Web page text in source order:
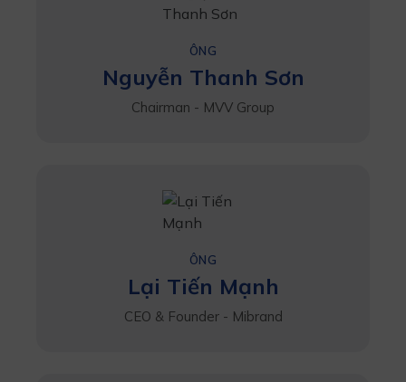
ÔNG
Nguyễn Thanh Sơn
Chairman - MVV Group
ÔNG
Lại Tiến Mạnh
CEO & Founder - Mibrand